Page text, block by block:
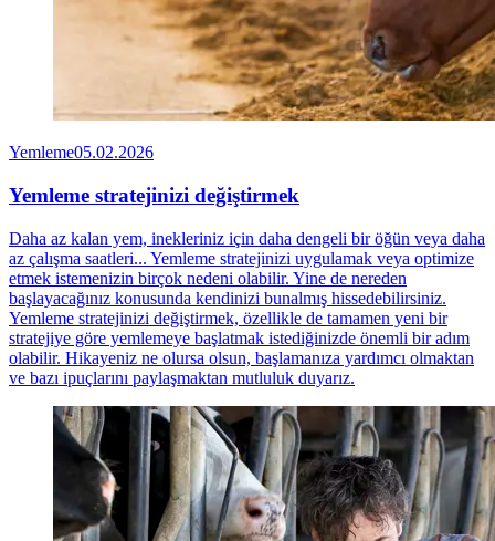
Yemleme05.02.2026
Yemleme stratejinizi değiştirmek
Daha az kalan yem, inekleriniz için daha dengeli bir öğün veya daha
az çalışma saatleri... Yemleme stratejinizi uygulamak veya optimize
etmek istemenizin birçok nedeni olabilir. Yine de nereden
başlayacağınız konusunda kendinizi bunalmış hissedebilirsiniz.
Yemleme stratejinizi değiştirmek, özellikle de tamamen yeni bir
stratejiye göre yemlemeye başlatmak istediğinizde önemli bir adım
olabilir. Hikayeniz ne olursa olsun, başlamanıza yardımcı olmaktan
ve bazı ipuçlarını paylaşmaktan mutluluk duyarız.